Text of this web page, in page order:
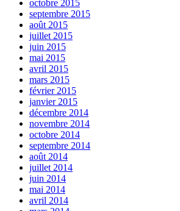
octobre 2015
septembre 2015
août 2015
juillet 2015
juin 2015
mai 2015
avril 2015
mars 2015
février 2015
janvier 2015
décembre 2014
novembre 2014
octobre 2014
septembre 2014
août 2014
juillet 2014
juin 2014
mai 2014
avril 2014